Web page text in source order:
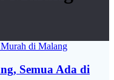
Semua Ada di